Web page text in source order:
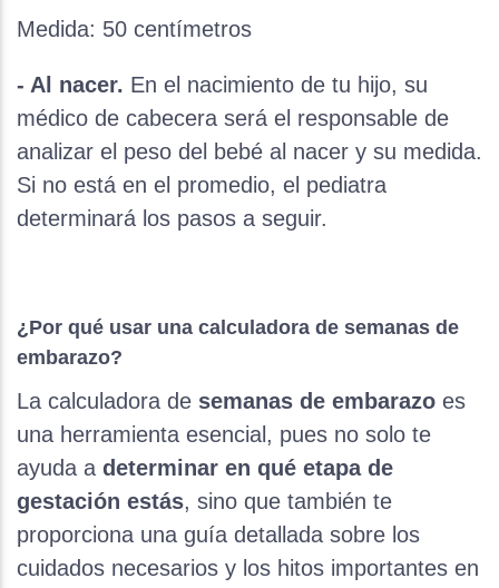
Medida: 50 centímetros
- Al nacer. En el nacimiento de tu hijo, su
médico de cabecera será el responsable de
analizar el peso del bebé al nacer y su medida.
Si no está en el promedio, el pediatra
determinará los pasos a seguir.
¿Por qué usar una calculadora de semanas de
embarazo?
La calculadora de semanas de embarazo es
una herramienta esencial, pues no solo te
ayuda a determinar en qué etapa de
gestación estás, sino que también te
proporciona una guía detallada sobre los
cuidados necesarios y los hitos importantes en